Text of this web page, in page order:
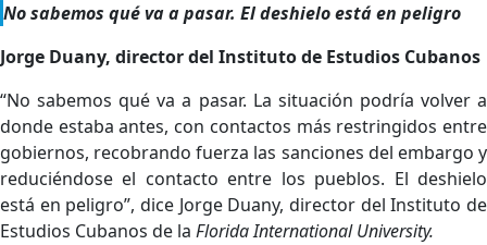
No sabemos qué va a pasar. El deshielo está en peligro
Jorge Duany, director del Instituto de Estudios Cubanos
“No sabemos qué va a pasar. La situación podría volver a
donde estaba antes, con contactos más restringidos entre
gobiernos, recobrando fuerza las sanciones del embargo y
reduciéndose el contacto entre los pueblos. El deshielo
está en peligro”, dice Jorge Duany, director del Instituto de
Estudios Cubanos de la Florida International University.